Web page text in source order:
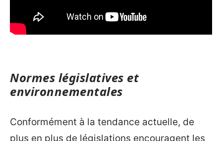
Normes législatives et
environnementales
Conformément à la tendance actuelle, de
plus en plus de législations encouragent les